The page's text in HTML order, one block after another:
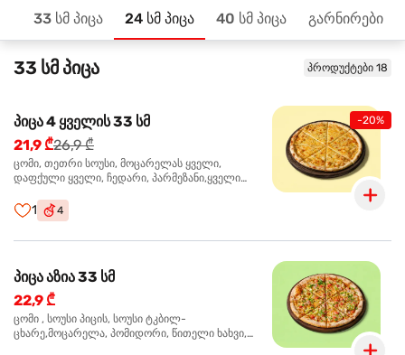
33 სმ პიცა 24 სმ პიცა 40 სმ პიცა გარნირები
მთავარზე
33 სმ პიცა პროდუქტები 18
-20%
პიცა 4 ყველის 33 სმ
21,9 ₾26,9 ₾
ცომი, თეთრი სოუსი, მოცარელას ყველი,
დაფქული ყველი, ჩედარი, პარმეზანი,ყველი
1 4
პიცა აზია 33 სმ
22,9 ₾
ცომი , სოუსი პიცის, სოუსი ტკბილ-
ცხარე,მოცარელა, პომიდორი, წითელი ხახვი,